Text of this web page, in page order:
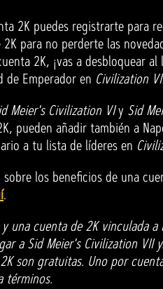
2K puedes registrarte para
para no perderte las
2K, ¡vas a desbloquear al
de Emperador en Civilization
Meier's Civilization VIy Sid
pueden añadir también a
a tu lista de líderes en
los beneficios de una
.
una cuenta de 2K vinculada a
a Sid Meier's Civilization VII
son gratuitas. Uno por
términos.